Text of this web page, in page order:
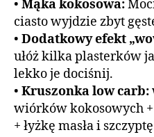
• Mąka kokosowa:
ciasto wyjdzie zbyt
• Dodatkowy efekt
ułóż kilka plasterków
lekko je dociśnij.
• Kruszonka low carb:
wiórków kokosowych
+ łyżkę masła i